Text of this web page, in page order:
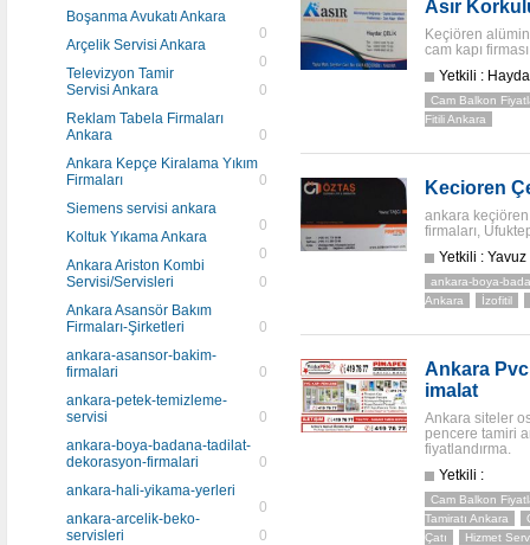
Boşanma Avukatı Ankara
0
Arçelik Servisi Ankara
0
Televizyon Tamir
Servisi Ankara
0
Reklam Tabela Firmaları
Ankara
0
Ankara Kepçe Kiralama Yıkım
Firmaları
0
Siemens servisi ankara
0
Koltuk Yıkama Ankara
0
Ankara Ariston Kombi
Servisi/Servisleri
0
Ankara Asansör Bakım
Firmaları-Şirketleri
0
ankara-asansor-bakim-
firmalari
0
ankara-petek-temizleme-
servisi
0
ankara-boya-badana-tadilat-
dekorasyon-firmalari
0
ankara-hali-yikama-yerleri
0
ankara-arcelik-beko-
servisleri
0
Asır
Keçiören
cam kapı
Yetkili :
Cam Balkon
Fitili Ankara
Kecioren
ankara
firmaları,
Yetkili : Yavuz
ankara-boya-
Ankara
İzofitil
Ankara
imalat
Ankara siteler
pencere tamiri
fiyatlandırma.
Yetkili :
Cam Balkon
Tamiratı Ankara
Çatı
Hizmet